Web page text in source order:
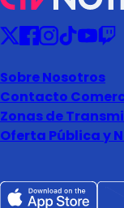
Sobre Nosotros
Contacto
Zonas de
Oferta Pública y